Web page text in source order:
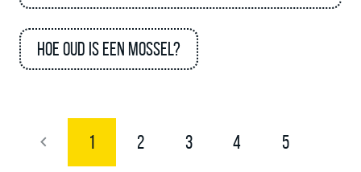
Hoe oud is een mossel?
1 2 3 4 5